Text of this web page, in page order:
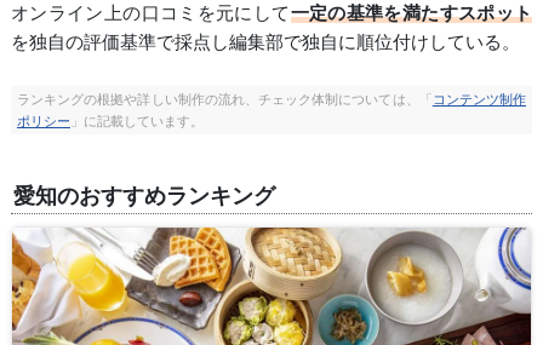
オンライン上の口コミを元にして一定の基準を満たすスポット
を独自の評価基準で採点し編集部で独自に順位付けしている。
ランキングの根拠や詳しい制作の流れ、チェック体制については、「 コンテンツ制作
ポリシー 」に記載しています。
愛知のおすすめランキング